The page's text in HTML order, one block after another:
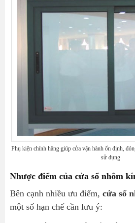
Phụ kiện chính hãng giúp cửa vận hành ổn định,
sử dụng
Nhược điểm của cửa sổ nhôm
Bên cạnh nhiều ưu điểm, cửa sổ
một số hạn chế cần lưu ý: